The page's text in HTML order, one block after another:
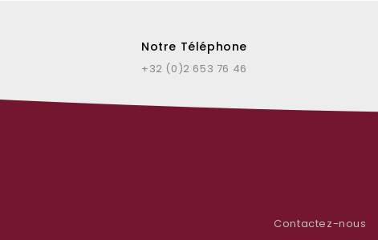
Notre Téléphone
+32 (0)2 653 76 46
Contactez-nous